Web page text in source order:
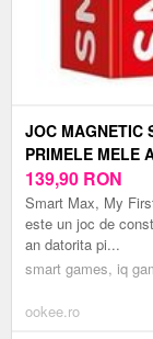
JOC MAGNETIC
PRIMELE MELE
139,90 RON
Smart Max, My
este un joc de
an datorita pi...
smart games, iq
ookee.ro